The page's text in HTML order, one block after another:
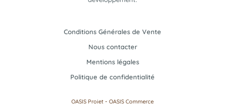
Conditions Générales de Vente
Nous contacter
Mentions légales
Politique de confidentialité
OASIS Projet - OASIS Commerce